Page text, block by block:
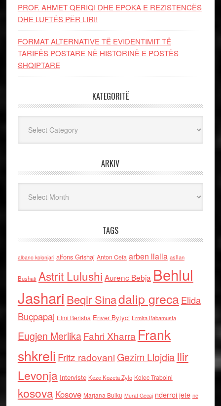
PROF. AHMET QERIQI DHE EPOKA E REZISTENCЁS
DHE LUFTЁS PЁR LIRI!
FORMAT ALTERNATIVE TË EVIDENTIMIT TË
TARIFËS POSTARE NË HISTORINË E POSTËS
SHQIPTARE
KATEGORITË
ARKIV
TAGS
albano kolonjari alfons Grishaj Anton Cefa arben llalla asllan
Bushati Astrit Lulushi Aurenc Bebja Behlul
Jashari Beqir Sinadalip grecaElida
Buçpapaj Elmi Berisha Enver Bytyci Ermira Babamusta
Eugjen MerlikaFahri Xharra Frank
shkreli Fritz radovaniGezim Llojdia Ilir
Levonja Interviste Keze Kozeta Zylo Kolec Traboini
kosova Kosove Marjana Bulku Murat Gecaj nderroi jete ne